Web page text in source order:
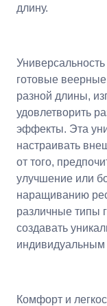
длину.
готовые
разной длины,
удовлетворить
эффекты. Эта
настраивать
от того,
улучшение или
наращиванию
различные типы
создавать
индивидуальным
Комфорт и